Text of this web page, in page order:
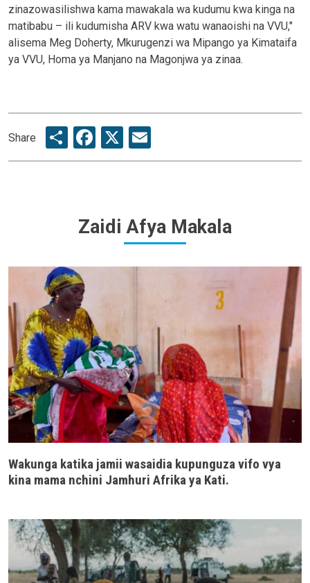
zinazowasilishwa kama mawakala wa kudumu kwa kinga na
matibabu – ili kudumisha ARV kwa watu wanaoishi na VVU,"
alisema Meg Doherty, Mkurugenzi wa Mipango ya Kimataifa
ya VVU, Homa ya Manjano na Magonjwa ya zinaa.
Share ShareFacebook
X
Zaidi Afya Makala
Wakunga katika jamii wasaidia kupunguza vifo vya
kina mama nchini Jamhuri Afrika ya Kati.